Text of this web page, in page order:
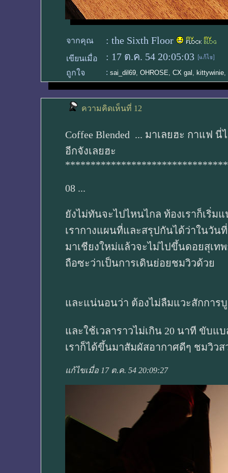
จากคุณ : the Sixth Floor
เขียนเมื่อ : 17 ต.ค. 54 20:05:03
ถูกใจ : sai_dil69, OHROSE, CX gal , kittywinie,
ความคิดเห็นที่ 12
Coffee Blended ... มาเลยฮะ กาแฟ
อีกจังเลยฮะ
08 ...
ยังไม่ทันจะไปไหนไกล ท้องเราก็เริ่ม
เรากางแผนที่และสรุปกันได้ว่าในวัน
มาเชียงใหม่แล้วจะไม่ไปขึ้นดอยสุเท
ถือซะว่าเป็นการเดินย่อยชมวิวด้วย
และแน่นอนว่า ต้องไม่ลืมแวะสักการ
และใช้เวลาราวไม่เกิน 20 นาที ขับแ
เราก็ได้ขึ้นมาสัมผัสอากาศดีๆ ชมวิว
แก้ไขเมื่อ 17 ต.ค. 54 20:09:27